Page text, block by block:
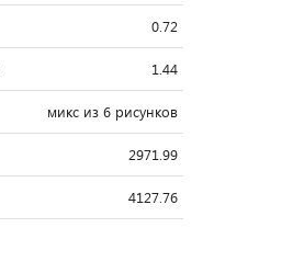
0.72
1.44
микс из 6 рисунков
2971.99
4127.76